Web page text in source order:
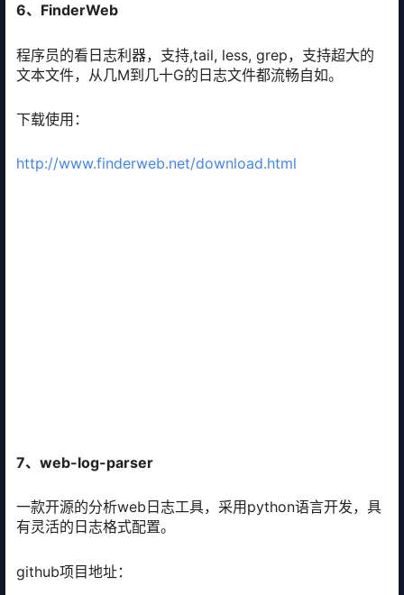
6、FinderWeb
程序员的看日志利器，支持,tail, less, grep，支持超大的
文本文件，从几M到几十G的日志文件都流畅自如。
下载使用：
http://www.finderweb.net/download.html
7、web-log-parser
一款开源的分析web日志工具，采用python语言开发，具
有灵活的日志格式配置。
github项目地址：